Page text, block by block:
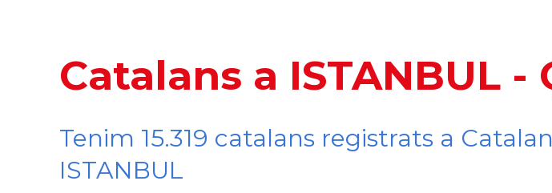
Catalans a ISTANBUL -
Tenim 15.319 catalans registrats a
ISTANBUL